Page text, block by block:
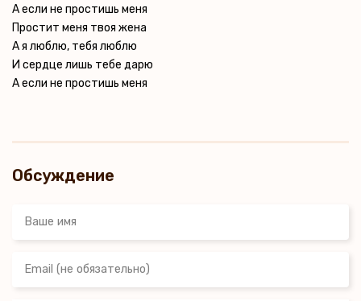
А если не простишь меня
Простит меня твоя жена
А я люблю, тебя люблю
И сердце лишь тебе дарю
А если не простишь меня
Обсуждение